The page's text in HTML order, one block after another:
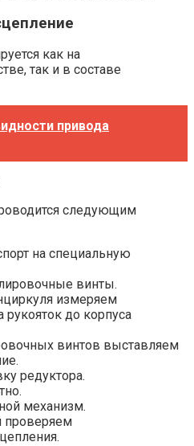
как на
так и в составе
привода
следующим
на специальную
винты.
измеряем
до корпуса
винтов выставляем
редуктора.
механизм.
проверяем